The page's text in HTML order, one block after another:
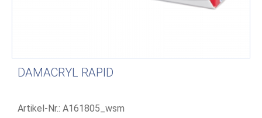
DAMACRYL RAPID
Artikel-Nr.: A161805_wsm